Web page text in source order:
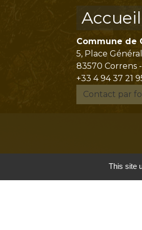
Commune de
5, Place
83570 Correns
+33 4 94 37 21
Contact par
This site